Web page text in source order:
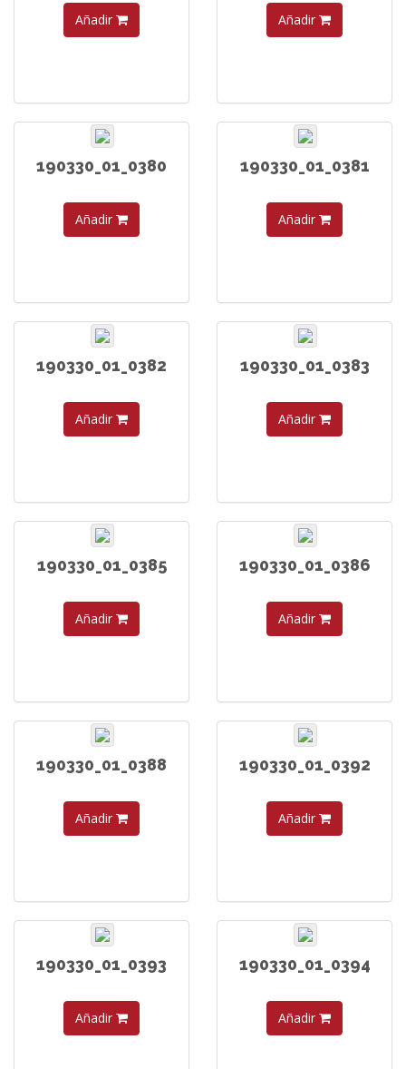
Añadir Añadir
190330_01_0380
Añadir
190330_01_0381
Añadir
190330_01_0382
Añadir
190330_01_0383
Añadir
190330_01_0385
Añadir
190330_01_0386
Añadir
190330_01_0388
Añadir
190330_01_0392
Añadir
190330_01_0393
Añadir
190330_01_0394
Añadir